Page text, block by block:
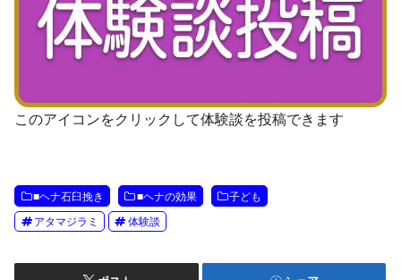
このアイコンをクリックして体験談を投稿できます
■ヘナ石臼挽き ■ヘナの効果
子ども
アタマジラミ
体験談